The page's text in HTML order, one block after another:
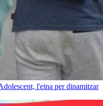
l'eina per dinamitzar